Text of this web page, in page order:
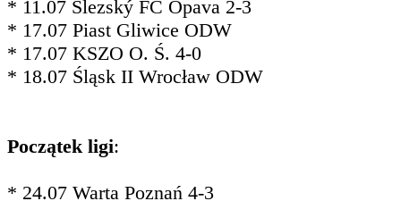
* 11.07 Slezský FC Opava 2-3
* 17.07 Piast Gliwice ODW
* 17.07 KSZO O. Ś. 4-0
* 18.07 Śląsk II Wrocław ODW
Początek ligi:
* 24.07 Warta Poznań 4-3